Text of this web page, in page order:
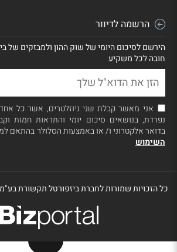
הרשמה לדיוור
הירשם לסיכום היומי של שוק ההון ולמבזקים של
חובה לכל משקיע
אני מאשר קבלת שני ניוזלטרים, אשר כל
נפרדת, בנושאים סיכום יומי והתראות חמות
בדואר אלקטרוני ו/ או באמצעות הסלולר בהתאם
השימוש
כל הזכויות שמורות לחברת ביזפורטל תקשורת